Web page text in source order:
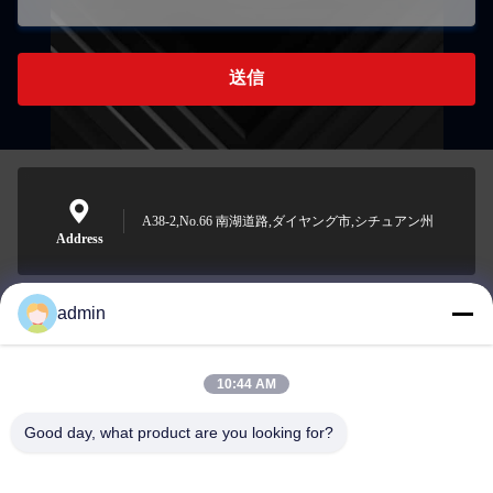
送信
Address
A38-2,No.66 南湖道路,ダイヤング市,シチュアン州
Nero@enlaibio.com
admin
10:44 AM
Good day, what product are you looking for?